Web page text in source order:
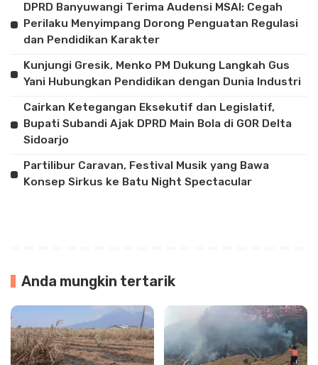
DPRD Banyuwangi Terima Audensi MSAI: Cegah
Perilaku Menyimpang Dorong Penguatan Regulasi
dan Pendidikan Karakter
Kunjungi Gresik, Menko PM Dukung Langkah Gus
Yani Hubungkan Pendidikan dengan Dunia Industri
Cairkan Ketegangan Eksekutif dan Legislatif,
Bupati Subandi Ajak DPRD Main Bola di GOR Delta
Sidoarjo
Partilibur Caravan, Festival Musik yang Bawa
Konsep Sirkus ke Batu Night Spectacular
Anda mungkin tertarik